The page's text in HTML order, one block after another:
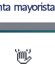
mayorista
👋